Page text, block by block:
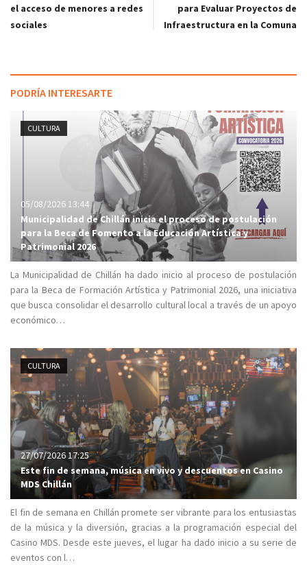
el acceso de menores a redes
sociales
para Evaluar Proyectos de
Infraestructura en la Comuna
PODRÍA INTERESARTE
CULTURA
05/08/2026 13:44
Municipalidad de Chillán inicia el proceso de postulación
para la Beca de Fomento a la Educación Artística y
Patrimonial 2026
La Municipalidad de Chillán ha dado inicio al proceso de postulación
para la Beca de Formación Artística y Patrimonial 2026, una iniciativa
que busca consolidar el desarrollo cultural local a través de un apoyo
económico…
CULTURA
27/07/2026 17:25
Este fin de semana, música en vivo y descuentos en Casino
MDS Chillán
El fin de semana en Chillán promete ser vibrante para los entusiastas
de la música y la diversión, gracias a la programación especial del
Casino MDS. Desde este jueves, el lugar ha dado inicio a su serie de
eventos con l…